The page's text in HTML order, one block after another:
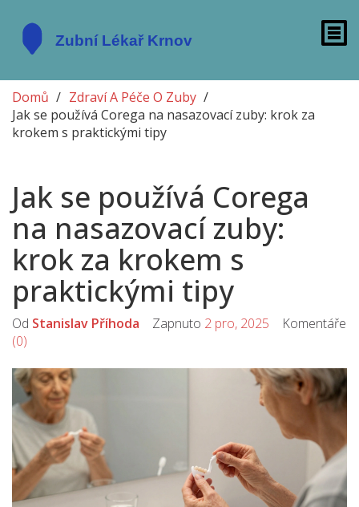
Domů
Zdraví A Péče O Zuby
Jak se používá Corega na nasazovací zuby: krok za
krokem s praktickými tipy
Jak se používá Corega
na nasazovací zuby:
krok za krokem s
praktickými tipy
Od Stanislav Příhoda Zapnuto 2 pro, 2025 Komentáře
(0)